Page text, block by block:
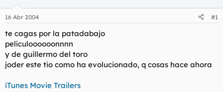
a
d
o
r
d
e
l
t
m
i
n
c
i
o
16 Abr 2004 #1
te cagas por la patadabajo
peliculoooooonnnn
y de guillermo del toro
joder este tio como ha evolucionado, q cosas hace ahora
iTunes Movie Trailers